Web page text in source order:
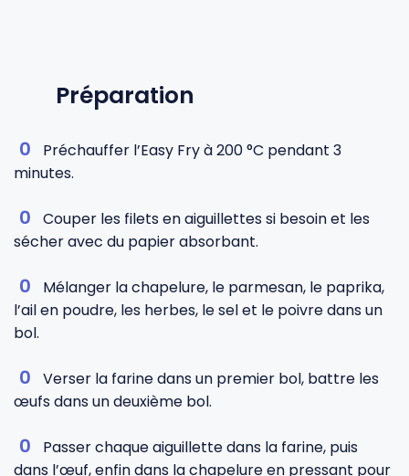
Préparation
Préchauffer l’Easy Fry à 200 °C pendant 3
minutes.
Couper les filets en aiguillettes si besoin et les
sécher avec du papier absorbant.
Mélanger la chapelure, le parmesan, le paprika,
l’ail en poudre, les herbes, le sel et le poivre dans un
bol.
Verser la farine dans un premier bol, battre les
œufs dans un deuxième bol.
Passer chaque aiguillette dans la farine, puis
dans l’œuf, enfin dans la chapelure en pressant pour